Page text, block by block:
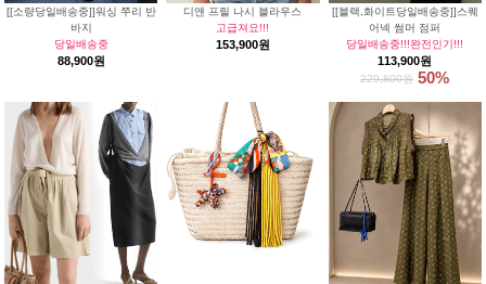
[[소량당일배송중]]워싱 쭈리 반
바지
당일배송중
88,900원
디앤 프릴 나시 블라우스
고급져요!!!
153,900원
[[블랙,화이트당일배송중]]스퀘
어넥 썸머 점퍼
당일배송중!!!완전인기!!!
113,900원
229,800원 50%